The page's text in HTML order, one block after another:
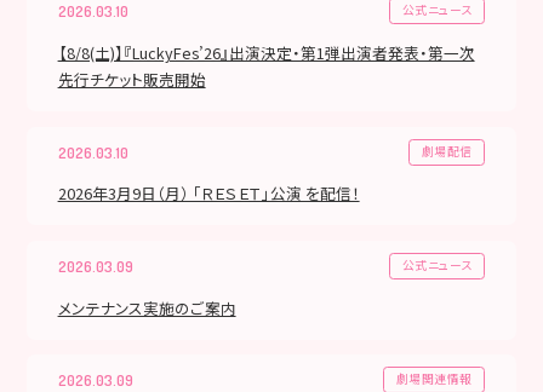
2026.03.10 公式ニュース
【8/8(土)】『LuckyFes’26』出演決定・第1弾出演者発表・第一次
先行チケット販売開始
2026.03.10 劇場配信
2026年3月9日（月） 「ＲＥＳＥＴ」公演 を配信！
2026.03.09 公式ニュース
メンテナンス実施のご案内
2026.03.09 劇場関連情報